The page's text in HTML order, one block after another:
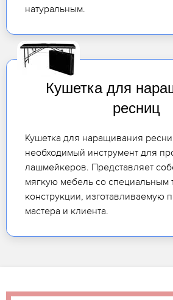
натуральным.
Кушетка для
ресниц
Кушетка для наращивания
необходимый инструмент для
лашмейкеров. Представляет
мягкую мебель со специальным
конструкции, изготавливаемую
мастера и клиента.